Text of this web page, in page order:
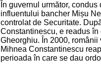
În guvernul următor,
influentului bancher Mișu
controlat de Securitate.
Constantinescu, e readus
Gheorghiu. În 2000, românii
Mihnea Constantinescu
perioada în care se dau